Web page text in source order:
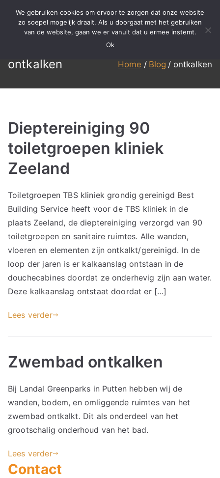
BBS
Reinigen
Meer dan 15 jaar ervaring in
specialistisch reinigen,
ontkalken Home Blog ontkalken
Dieptereiniging 90
toiletgroepen kliniek
Zeeland
Toiletgroepen TBS kliniek grondig gereinigd Best
Building Service heeft voor de TBS kliniek in de
plaats Zeeland, de dieptereiniging verzorgd van 90
toiletgroepen en sanitaire ruimtes. Alle wanden,
vloeren en elementen zijn ontkalkt/gereinigd. In de
loop der jaren is er kalkaanslag ontstaan in de
douchecabines doordat ze onderhevig zijn aan water.
Deze kalkaanslag ontstaat doordat er […]
Lees verder
Zwembad ontkalken
Bij Landal Greenparks in Putten hebben wij de
wanden, bodem, en omliggende ruimtes van het
zwembad ontkalkt. Dit als onderdeel van het
grootschalig onderhoud van het bad.
Lees verder
Contact
We gebruiken cookies om ervoor te zorgen dat onze website
zo soepel mogelijk draait. Als u doorgaat met het gebruiken
van de website, gaan we er vanuit dat u ermee instemt.
Ok